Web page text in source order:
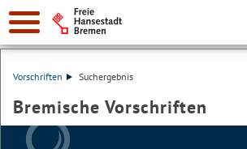
Vorschriften Suchergebnis
Bremische Vorschriften